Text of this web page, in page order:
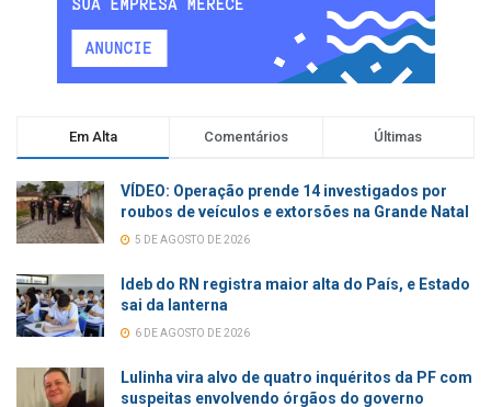
Em Alta Comentários Últimas
VÍDEO: Operação prende 14 investigados por
roubos de veículos e extorsões na Grande Natal
5 DE AGOSTO DE 2026
Ideb do RN registra maior alta do País, e Estado
sai da lanterna
6 DE AGOSTO DE 2026
Lulinha vira alvo de quatro inquéritos da PF com
suspeitas envolvendo órgãos do governo